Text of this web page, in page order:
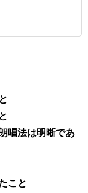
唱法は明晰であ
こと